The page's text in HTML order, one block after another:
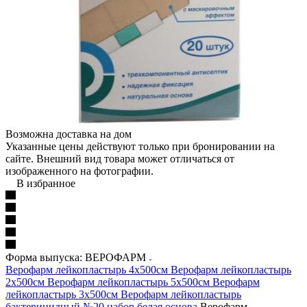
Возможна доставка на дом
Указанные цены действуют только при бронировании на
сайте. Внешний вид товара может отличаться от
изображенного на фотографии.
В избранное
Форма выпуска: ВЕРОФАРМ
Верофарм лейкопластырь 4х500см Верофарм лейкопластырь
2х500см Верофарм лейкопластырь 5х500см Верофарм
лейкопластырь 3х500см Верофарм лейкопластырь